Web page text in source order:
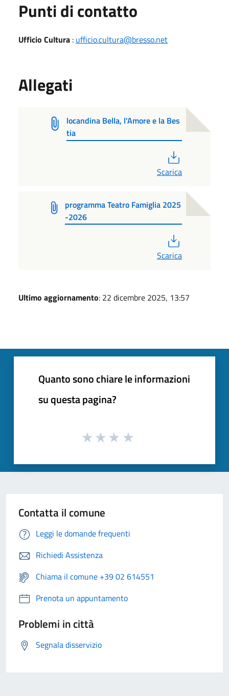
Punti di contatto
Ufficio Cultura : ufficio.cultura@bresso.net
Allegati
locandina Bella, l'Amore e la Bes
tia
Scarica
programma Teatro Famiglia 2025
-2026
Scarica
Ultimo aggiornamento: 22 dicembre 2025, 13:57
Quanto sono chiare le informazioni
su questa pagina?
Contatta il comune
Leggi le domande frequenti
Richiedi Assistenza
Chiama il comune +39 02 614551
Prenota un appuntamento
Problemi in città
Segnala disservizio